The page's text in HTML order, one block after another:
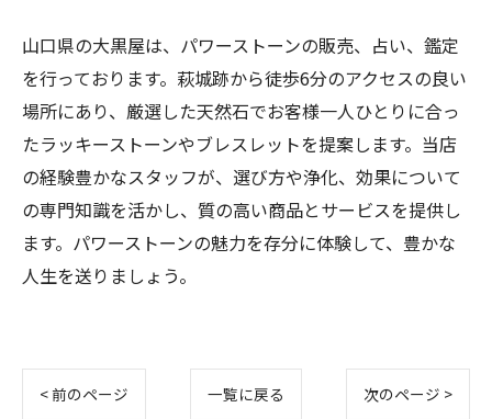
山口県の大黒屋は、パワーストーンの販売、占い、鑑定
を行っております。萩城跡から徒歩6分のアクセスの良い
場所にあり、厳選した天然石でお客様一人ひとりに合っ
たラッキーストーンやブレスレットを提案します。当店
の経験豊かなスタッフが、選び方や浄化、効果について
の専門知識を活かし、質の高い商品とサービスを提供し
ます。パワーストーンの魅力を存分に体験して、豊かな
人生を送りましょう。
< 前のページ 一覧に戻る 次のページ >